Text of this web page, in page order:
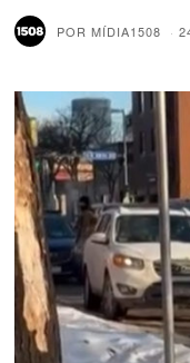
PORMÍDIA1508